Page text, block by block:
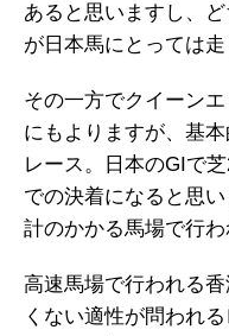
あると思いますし、
が日本馬にとっては
その一方でクイーン
にもよりますが、基
レース。日本のGIで
での決着になると思
計のかかる馬場で行わ
高速馬場で行われる
くない適性が問われ